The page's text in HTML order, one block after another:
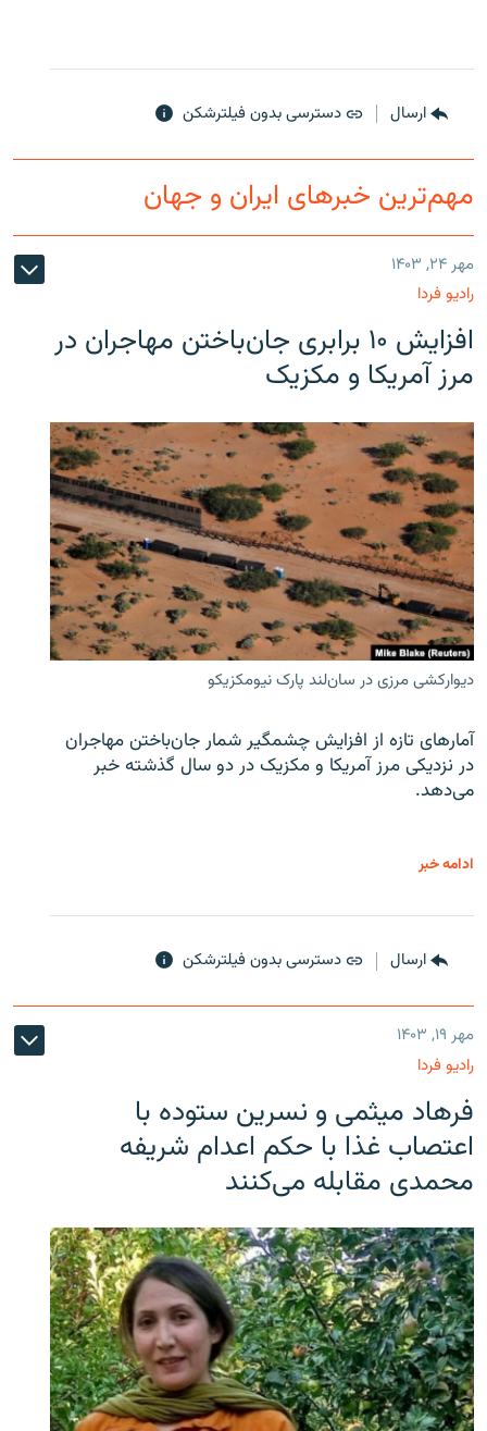
ارسال دسترسی بدون فیلترشکن
مهم‌ترین خبرهای ایران و جهان
مهر ۲۴, ۱۴۰۳
رادیو فردا
افزایش ۱۰ برابری جان‌باختن مهاجران در
مرز آمریکا و مکزیک
دیوارکشی مرزی در سان‌لند پارک نیومکزیکو
آمارهای تازه از افزایش چشمگیر شمار جان‌باختن مهاجران
در نزدیکی مرز آمریکا و مکزیک در دو سال گذشته خبر
می‌دهد.
ادامه خبر
ارسال دسترسی بدون فیلترشکن
مهر ۱۹, ۱۴۰۳
رادیو فردا
فرهاد میثمی و نسرین ستوده با
اعتصاب غذا با حکم اعدام شریفه
محمدی مقابله می‌کنند